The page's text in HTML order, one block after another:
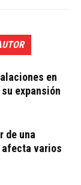
en
expansión
de una
afecta varios